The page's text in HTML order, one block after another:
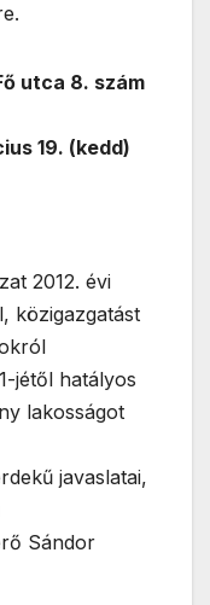
utca 8. szám
19. (kedd)
2012. évi
közigazgatást
jétől hatályos
lakosságot
javaslatai,
Sándor